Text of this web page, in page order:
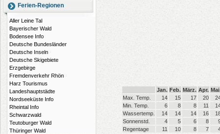
Ferien-Regionen
Aller Leine Tal
Bayerischer Wald
Bodensee Info
Deutsche Bundesländer
Deutsche Inseln
Deutsche Skigebiete
Erzgebirge
Fremdenverkehr Rhön
Harz Tourismus
Landeshauptstädte
Nordseeküste Info
Rheintal Info
Schwarzwald
Teutoburger Wald
Thüringer Wald
Jan. Feb. März. Apr.
Max. Temp.
14 15 17 20
Min. Temp.
6 8 8 11
Wassertemp.
14 14 14 16
Sonnenstd.
4 5 6 8
Regentage
11 10 8 7